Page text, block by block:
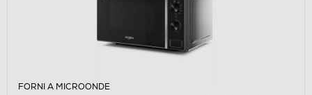
FORNI A MICROONDE